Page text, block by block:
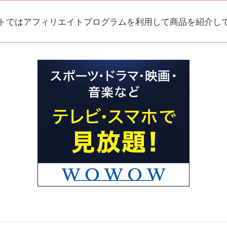
ではアフィリエイトプログラムを利用して商品を紹介し